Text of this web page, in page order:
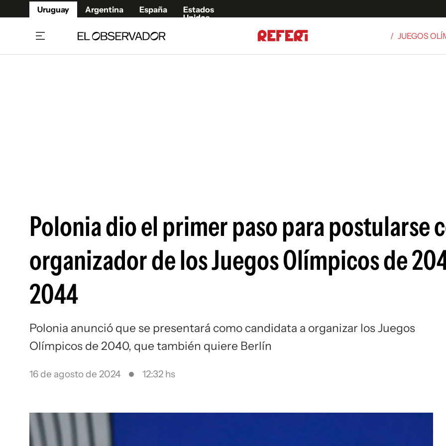
Uruguay Argentina España
Estados
Unidos
/ JUEGOS
Polonia dio el primer paso para postularse
organizador de los Juegos Olímpicos de
2044
Polonia anunció que se presentará como candidata a organizar los Juegos
Olímpicos de 2040, que también quiere Berlín
16 de agosto de 2024 12:32 hs